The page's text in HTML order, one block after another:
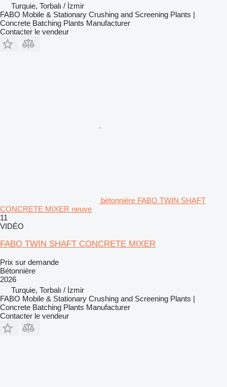
Turquie, Torbalı / İzmir
FABO Mobile & Stationary Crushing and Screening Plants |
Concrete Batching Plants Manufacturer
Contacter le vendeur
bétonnière FABO TWIN SHAFT
CONCRETE MIXER neuve
11
VIDÉO
FABO TWIN SHAFT CONCRETE MIXER
Prix sur demande
Bétonnière
2026
Turquie, Torbalı / İzmir
FABO Mobile & Stationary Crushing and Screening Plants |
Concrete Batching Plants Manufacturer
Contacter le vendeur